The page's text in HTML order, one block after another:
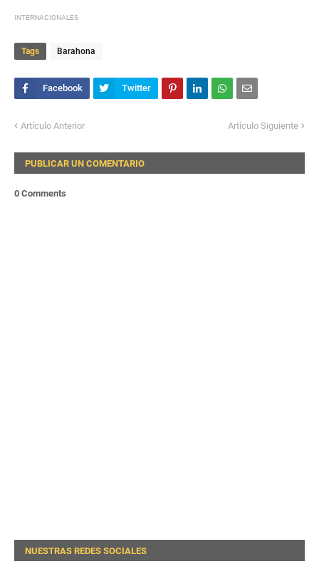
INTERNACIONALES
Tags Barahona
Artículo Anterior Artículo Siguiente
PUBLICAR UN COMENTARIO
0 Comments
NUESTRAS REDES SOCIALES